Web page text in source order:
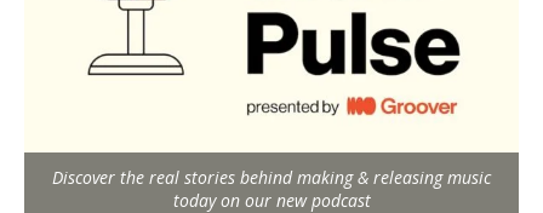
Discover the real stories behind making & releasing music
today on our new podcast